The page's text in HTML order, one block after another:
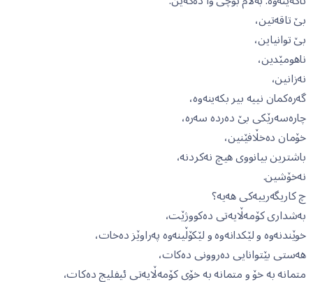
بێ تاقەتین،
بێ توانیاین،
ناهومێدین،
نەزانین،
گەرەکمان نییە بیر بکەینەوە،
چارەسەرێکی بێ دەردە سەرە،
خۆمان دەخڵافێنین،
باشترین بیانووی هیچ نەکردنە،
نەخۆشین.
چ کاریگەرییەکی هەیە؟
بەشداری کۆمەڵایەتی دەکووژێت،
خوێندنەوە و لێکدانەوە و لێکۆڵینەوە پەراوێز دەخات،
هەستی بێتوانایی دەروونی دەکات،
متمانە بە خۆ و متمانە بە خۆی کۆمەڵایەتی ئیفلیج دەکات،